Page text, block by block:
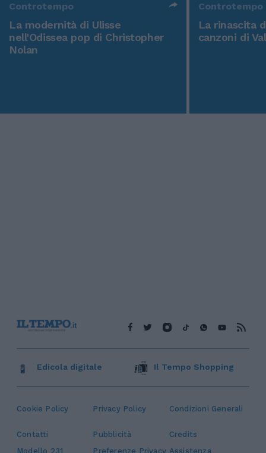
Controtempo
La modernità di Ulisse
nell'Odissea pop di Christopher
Nolan
Controtempo
La rinascita
canzoni di
Cookie Policy Privacy Policy Condizioni Generali
Contatti Pubblicità
Credits
Modello 231
Preferenze Privacy Assistenza
Edicola digitale Il Tempo Shopping